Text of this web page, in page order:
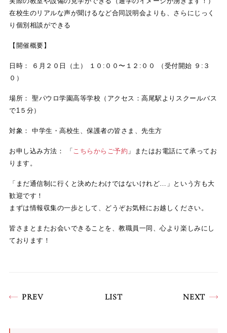
在校生のリアルな声が聞けるなど合同説明会よりも、さらにじっく
り個別相談ができる
【開催概要】
日時： ６月２０日（土） １０:００〜１２:００ （受付開始 ９:３
０）
場所： 聖パウロ学園高等学校（アクセス：高尾駅よりスクールバス
で1５分）
対象： 中学生・高校生、保護者の皆さま、先生方
お申し込み方法： 「 こちらからご予約 」またはお電話にて承ってお
ります。
「まだ通信制に行くと決めたわけではないけれど…」という方も大
歓迎です！
まずは情報収集の一歩として、どうぞお気軽にお越しください。
皆さまとまたお会いできることを、教職員一同、心より楽しみにし
ております！
PREV LIST NEXT